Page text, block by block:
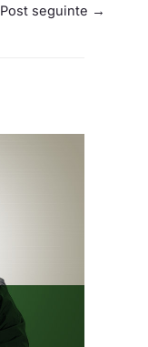
Post seguinte →